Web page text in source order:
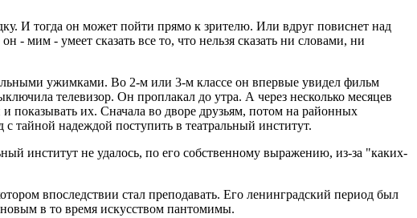
И тогда он может пойти прямо к зрителю. Или вдруг повиснет над
- мим - умеет сказать все то, что нельзя сказать ни словами, ни
ужимками. Во 2-м или 3-м классе он впервые увидел фильм
телевизор. Он проплакал до утра. А через несколько месяцев
показывать их. Сначала во дворе друзьям, потом на районных
тайной надеждой поступить в театральный институт.
институт не удалось, по его собственному выражению, из-за "каких-
впоследствии стал преподавать. Его ленинградский период был
в то время искусством пантомимы.